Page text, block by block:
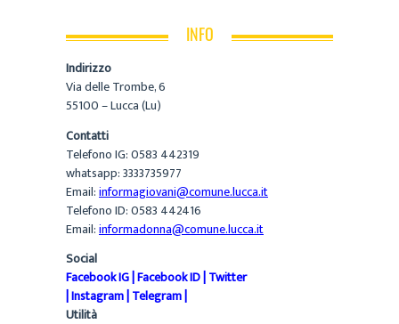
INFO
Indirizzo
Via delle Trombe, 6
55100 – Lucca (Lu)
Contatti
Telefono IG: 0583 442319
whatsapp: 3333735977
Email:informagiovani@comune.lucca.it
Telefono ID: 0583 442416
Email:informadonna@comune.lucca.it
Social
Facebook IG|Facebook ID|Twitter
|Instagram|Telegram|
Utilità